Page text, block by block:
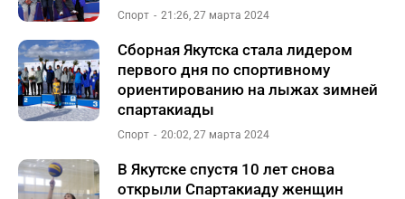
Спорт 21:26, 27 марта 2024
Сборная Якутска стала лидером
первого дня по спортивному
ориентированию на лыжах зимней
спартакиады
Спорт 20:02, 27 марта 2024
В Якутске спустя 10 лет снова
открыли Спартакиаду женщин